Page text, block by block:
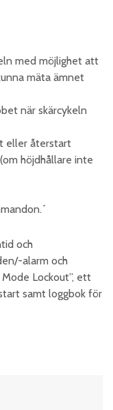
med möjlighet att
mäta ämnet
när skärcykeln
eller återstart
höjdhållare inte
och
alarm och
Lockout”, ett
samt loggbok för